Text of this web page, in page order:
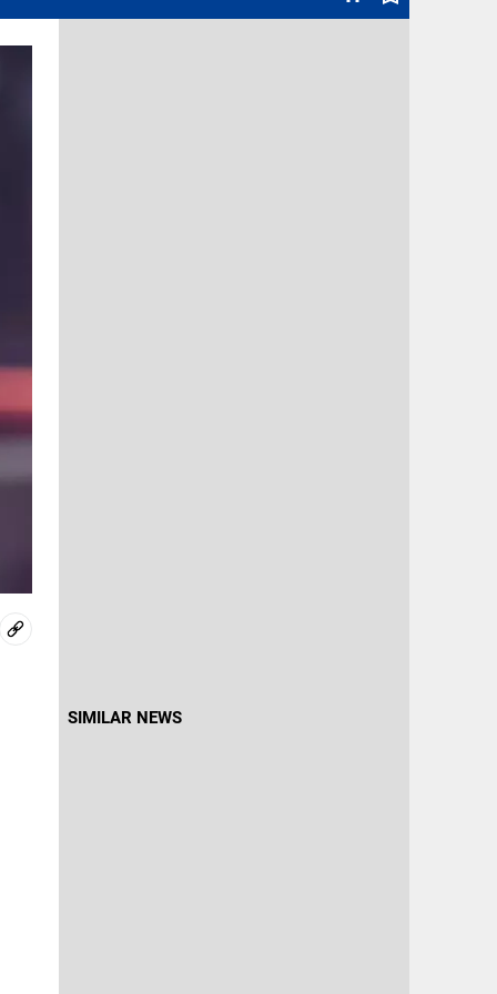
SIMILAR NEWS